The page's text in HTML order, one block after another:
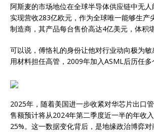
阿斯麦的市场地位在全球半导体供应链中无
实现营收283亿欧元，作为全球唯一能够生产
制造商，其产品每台售价高达4亿美元，体积
可以说，傅恪礼的身份让他对行业动向极为
用材料担任高管，2009年加入ASML后历任多
2025年，随着美国进一步收紧对华芯片出口
售额预计将从2024年第二季度近一半的年收
25%。这一数据变化背后，是地缘政治博弈